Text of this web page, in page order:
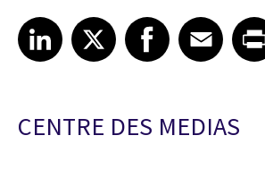
Share article on LinkedIn
LinkedIn
Share article on XShare article on Facebook
Facebook
Share article on Email
EmailShare
CENTRE DES MEDIAS